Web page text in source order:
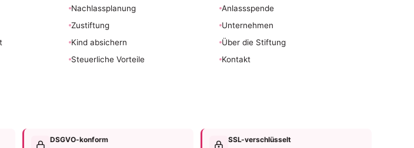
Nachlassplanung
Zustiftung
Kind absichern
Steuerliche Vorteile
Anlassspende
Unternehmen
Über die Stiftung
Kontakt
DSGVO-konform SSL-verschlüsselt